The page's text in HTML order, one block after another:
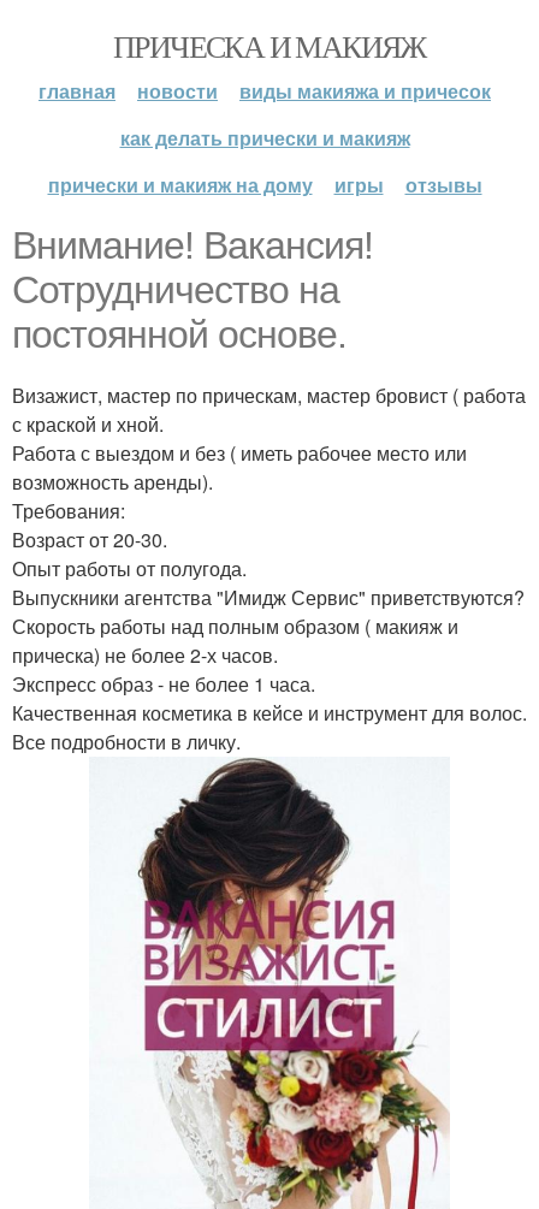
ПРИЧЕСКА И МАКИЯЖ
главная новости
виды макияжа и причесок
как делать прически и макияж
прически и макияж на дому
игры отзывы
Внимание! Вакансия!
Сотрудничество на
постоянной основе.
Визажист, мастер по прическам, мастер бровист ( работа
с краской и хной.
Работа с выездом и без ( иметь рабочее место или
возможность аренды).
Требования:
Возраст от 20-30.
Опыт работы от полугода.
Выпускники агентства "Имидж Сервис" приветствуются?
Скорость работы над полным образом ( макияж и
прическа) не более 2-х часов.
Экспресс образ - не более 1 часа.
Качественная косметика в кейсе и инструмент для волос.
Все подробности в личку.